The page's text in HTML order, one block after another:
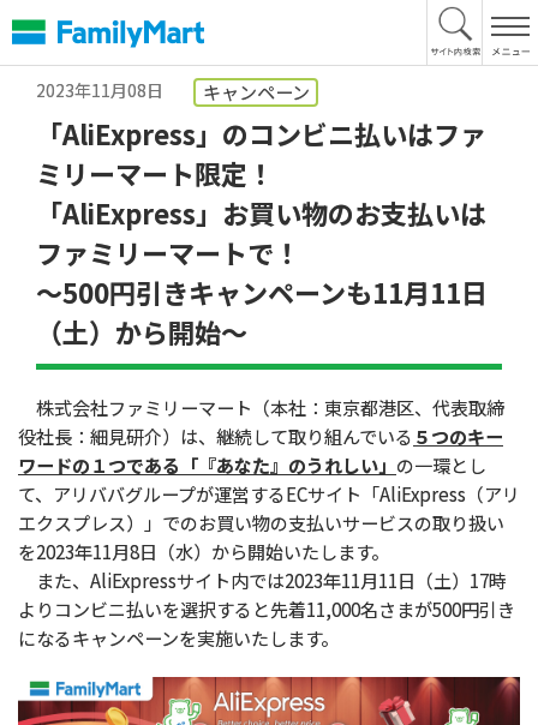
文
へ
2023年11月08日
キャンペーン
「AliExpress」のコンビニ払いはファ
ミリーマート限定！
「AliExpress」お買い物のお支払いは
ファミリーマートで！
～500円引きキャンペーンも11月11日
（土）から開始～
株式会社ファミリーマート（本社：東京都港区、代表取締
役社長：細見研介）は、継続して取り組んでいる ５つのキー
ワードの１つである「『あなた』のうれしい」 の一環とし
て、アリババグループが運営するECサイト「AliExpress（アリ
エクスプレス）」でのお買い物の支払いサービスの取り扱い
を2023年11月8日（水）から開始いたします。
また、AliExpressサイト内では2023年11月11日（土）17時
よりコンビニ払いを選択すると先着11,000名さまが500円引き
になるキャンペーンを実施いたします。